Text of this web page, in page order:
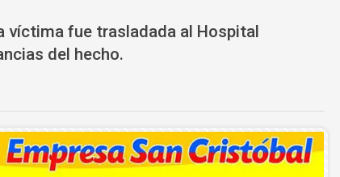
víctima fue trasladada al Hospital
del hecho.